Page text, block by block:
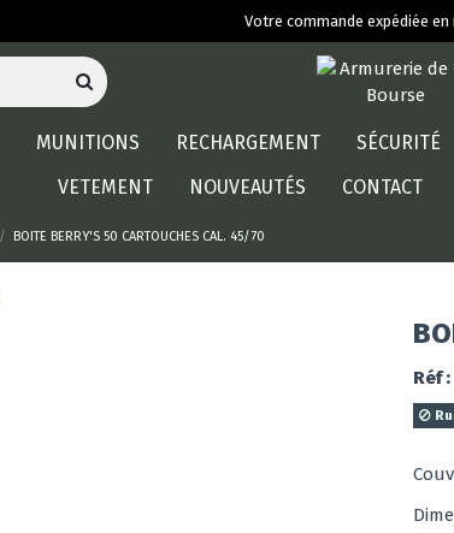
Votre commande expédiée en
MUNITIONS RECHARGEMENT SÉCURITÉ
VETEMENT
NOUVEAUTÉS CONTACT
BOITE BERRY'S 50 CARTOUCHES CAL. 45/70
Réf :